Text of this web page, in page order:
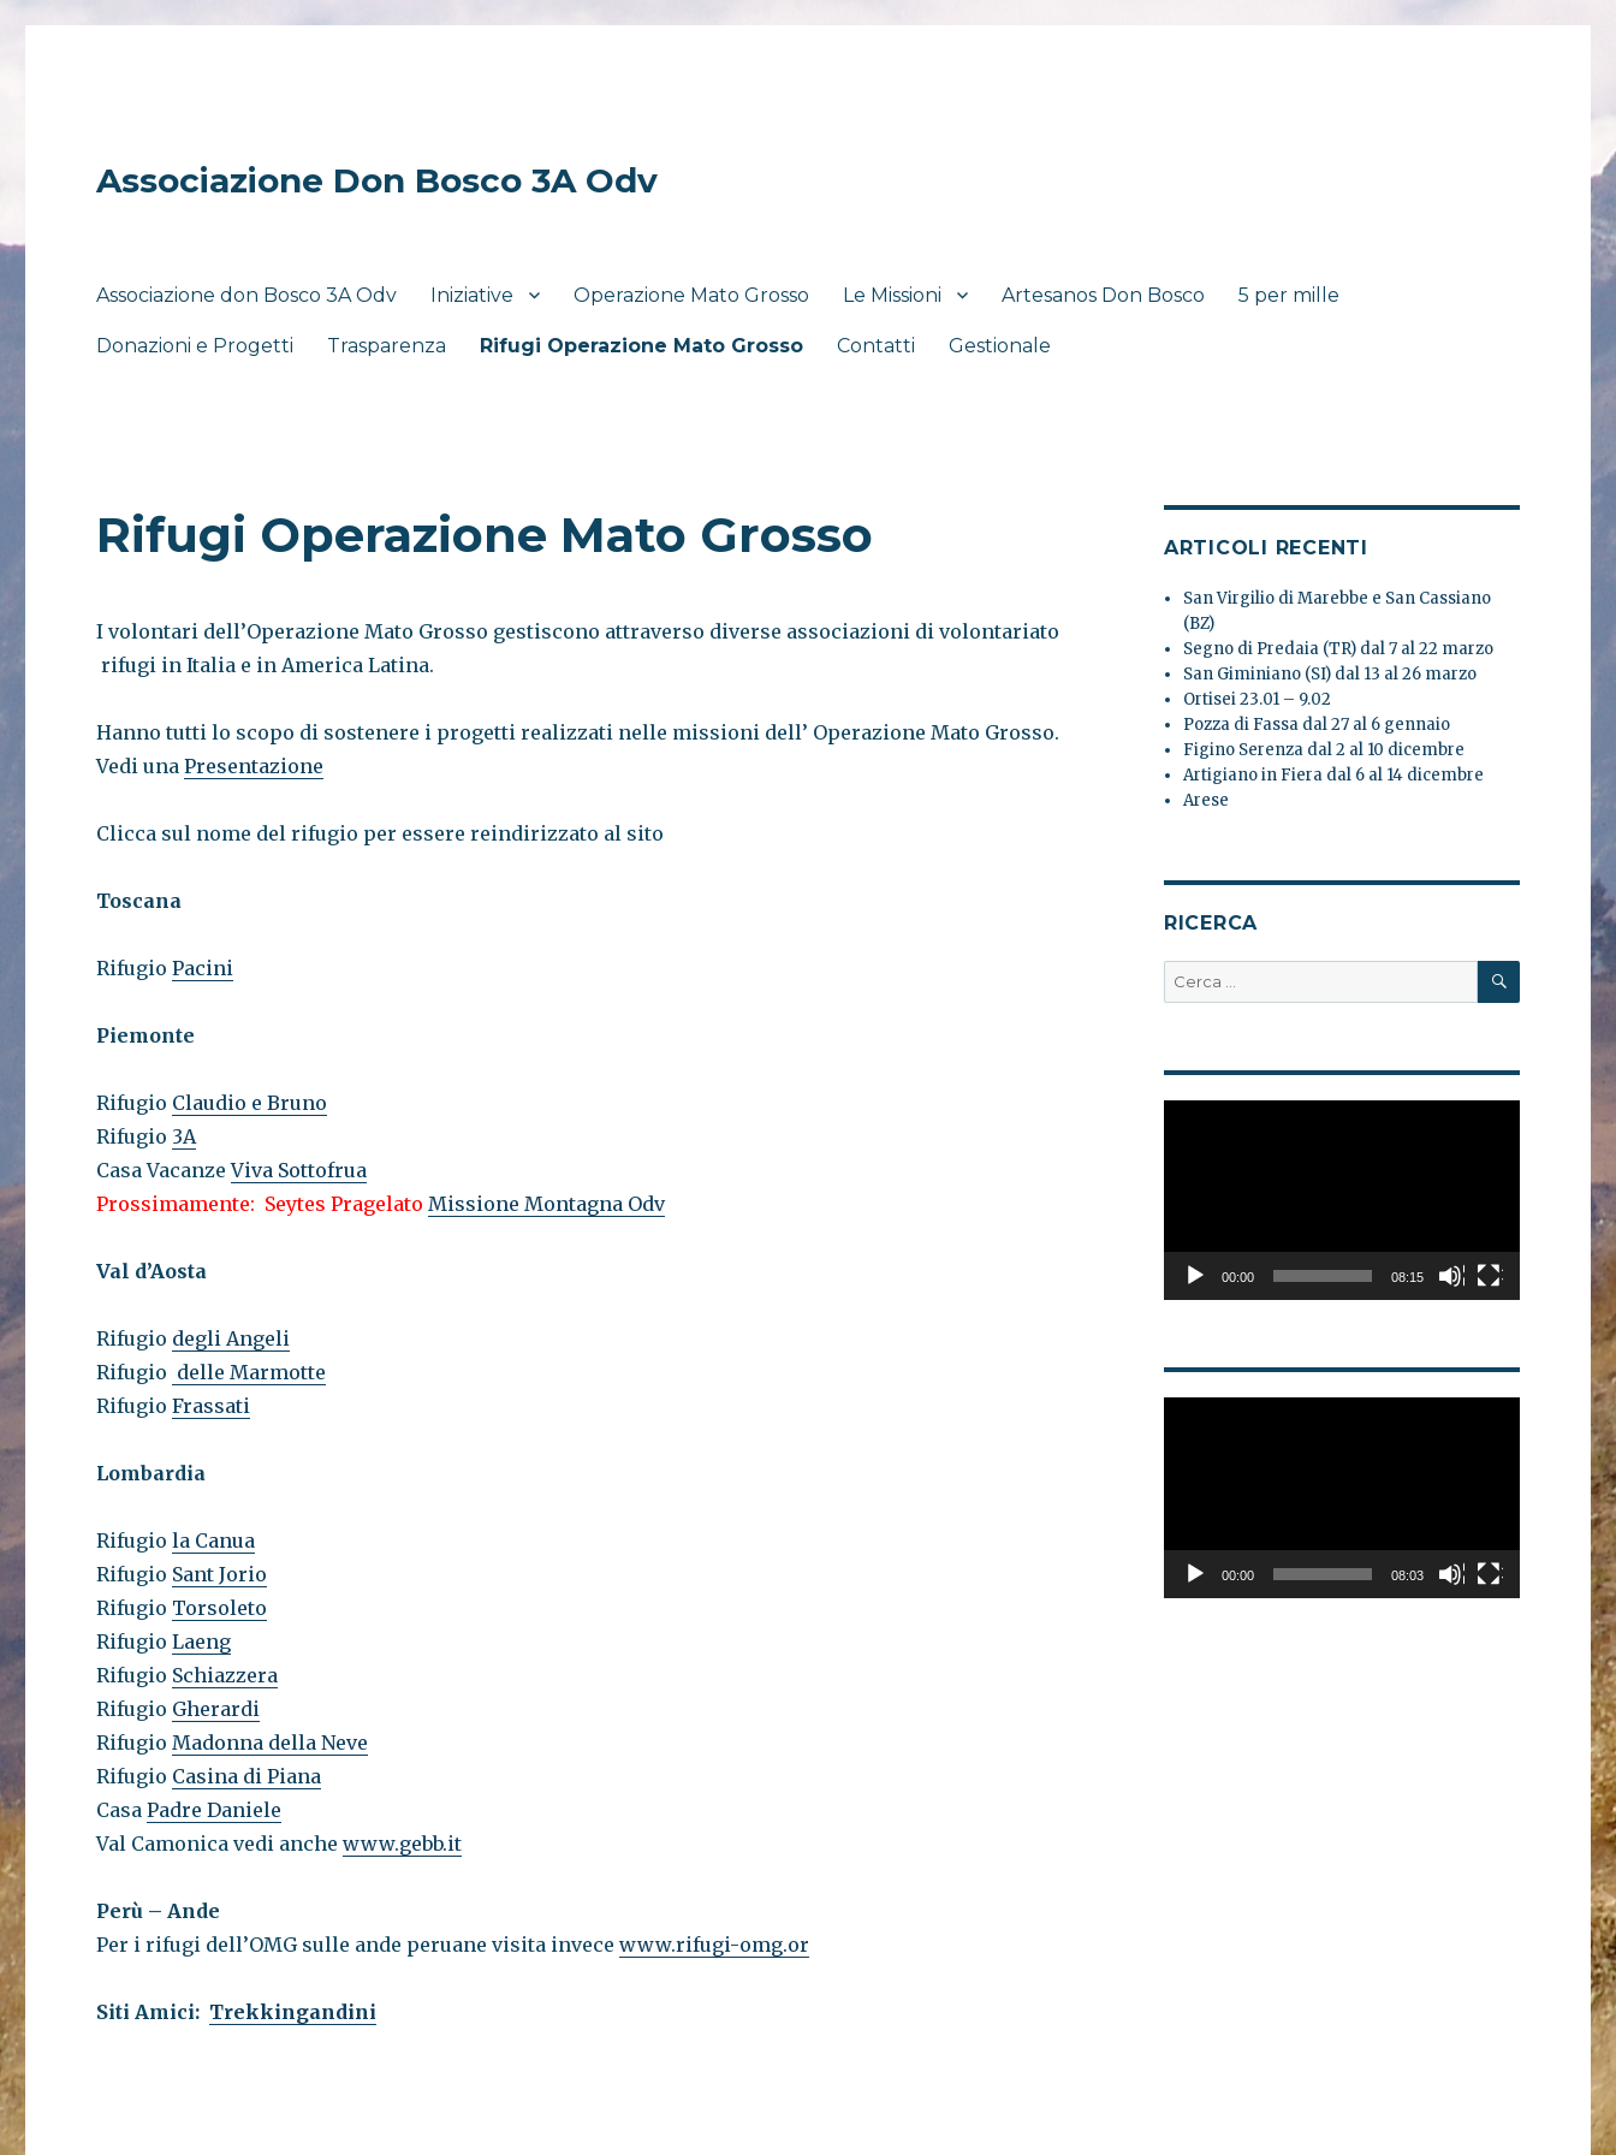
Associazione Don Bosco 3A Odv
Associazione don Bosco 3A Odv Iniziative Operazione Mato Grosso Le Missioni Artesanos Don Bosco 5 per mille
Donazioni e Progetti Trasparenza Rifugi Operazione Mato Grosso Contatti Gestionale
Rifugi Operazione Mato Grosso
I volontari dell’Operazione Mato Grosso gestiscono attraverso diverse associazioni di volontariato
rifugi in Italia e in America Latina.
Hanno tutti lo scopo di sostenere i progetti realizzati nelle missioni dell’ Operazione Mato Grosso.
Vedi unaPresentazione
Clicca sul nome del rifugio per essere reindirizzato al sito
Toscana
RifugioPacini
Piemonte
Rifugio Claudio e Bruno
Rifugio 3A
Casa VacanzeViva Sottofrua
Prossimamente: Seytes PragelatoMissione Montagna Odv
Val d’Aosta
Rifugio degli Angeli
Rifugio delle Marmotte
RifugioFrassati
Lombardia
Rifugiola Canua
Rifugio Sant Jorio
Rifugio Torsoleto
RifugioLaeng
Rifugio Schiazzera
Rifugio Gherardi
RifugioMadonna della Neve
Rifugio Casina di Piana
CasaPadre Daniele
Val Camonica vedi anchewww.gebb.it
Perù – Ande
Per i rifugi dell’OMG sulle ande peruane visita invecewww.rifugi-omg.or
Siti Amici: Trekkingandini
ARTICOLI RECENTI
San Virgilio di Marebbe e San Cassiano
(BZ)
Segno di Predaia (TR) dal 7 al 22 marzo
San Giminiano (SI) dal 13 al 26 marzo
Ortisei 23.01 – 9.02
Pozza di Fassa dal 27 al 6 gennaio
Figino Serenza dal 2 al 10 dicembre
Artigiano in Fiera dal 6 al 14 dicembre
Arese
RICERCA
Cerca: CERCA
00:00 08:15
00:00 08:03